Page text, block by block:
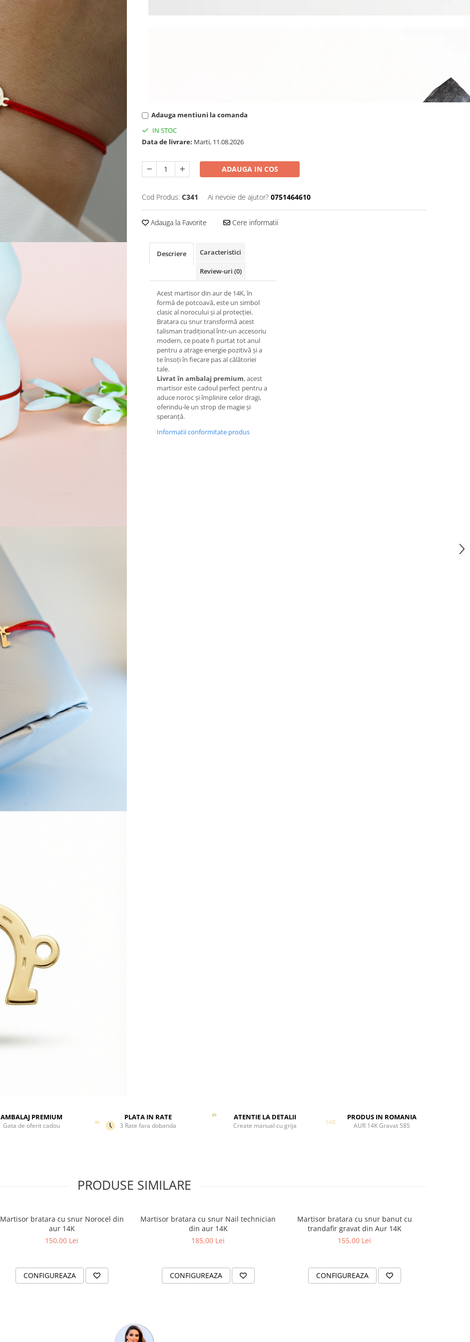
Adauga mentiuni la comanda
IN STOC
Data de livrare: Marti, 11.08.2026
ADAUGA IN COS
Cod Produs: C341 Ai nevoie de ajutor? 0751464610
Adauga la Favorite Cere informatii
Descriere Caracteristici
Review-uri (0)
Acest martisor din aur de 14K, în
formă de potcoavă, este un simbol
clasic al norocului și al protecției.
Bratara cu snur transformă acest
talisman tradițional într-un accesoriu
modern, ce poate fi purtat tot anul
pentru a atrage energie pozitivă și a
te însoți în fiecare pas al călătoriei
tale.
Livrat în ambalaj premium, acest
martisor este cadoul perfect pentru a
aduce noroc și împlinire celor dragi,
oferindu-le un strop de magie și
speranță.
Informatii conformitate produs
AMBALAJ PREMIUM
Gata de oferit cadou
PLATA IN RATE
3 Rate fara dobanda
ATENTIE LA DETALII
Create manual cu grija
PRODUS IN ROMANIA
AUR 14K Gravat 585
PRODUSE SIMILARE
Martisor bratara cu snur Norocel din
aur 14K
150,00 Lei
CONFIGUREAZA
Martisor bratara cu snur Nail technician
din aur 14K
185,00 Lei
CONFIGUREAZA
Martisor bratara cu snur banut cu
trandafir gravat din Aur 14K
155,00 Lei
CONFIGUREAZA